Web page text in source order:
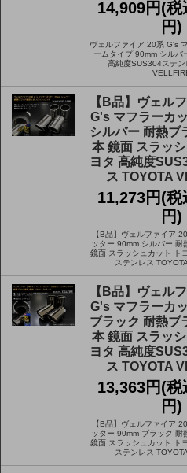
14,909円(税
円)
ヴェルファイア 20系 G's
ームタイプ 90mm シルバ
高純度SUS304ステン
【B品】ヴェル
G's マフラーカ
シルバー 耐熱ブ
本 鏡面 スラッ
ヨタ 高純度
ス TOYOTA
11,273円(税
円)
【B品】ヴェルファイア
ッター 90mm シルバー 耐
鏡面 スラッシュカット ト
ステンレス
【B品】ヴェル
G's マフラーカ
ブラック 耐熱ブ
本 鏡面 スラッ
ヨタ 高純度
ス TOYOTA
13,363円(税
円)
【B品】ヴェルファイア
ッター 90mm ブラック 耐
鏡面 スラッシュカット ト
ステンレス